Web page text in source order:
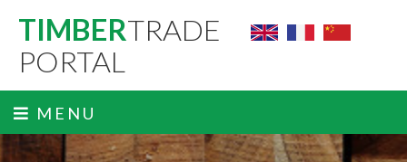
TIMBERTRADE
PORTAL
MENU